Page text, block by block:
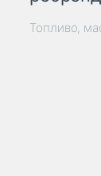
Топливо,